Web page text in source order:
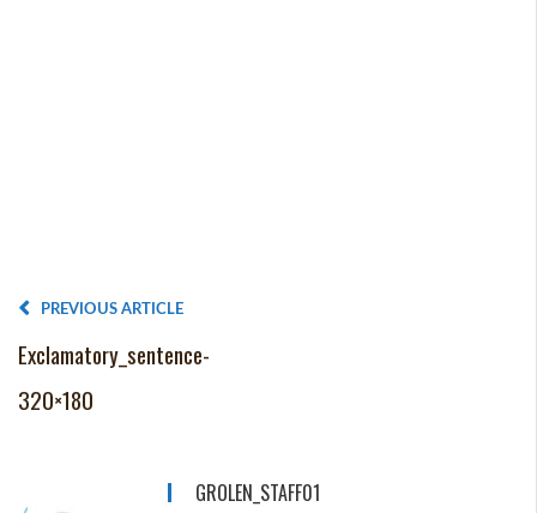
PREVIOUS ARTICLE
Exclamatory_sentence-
320×180
GROLEN_STAFF01